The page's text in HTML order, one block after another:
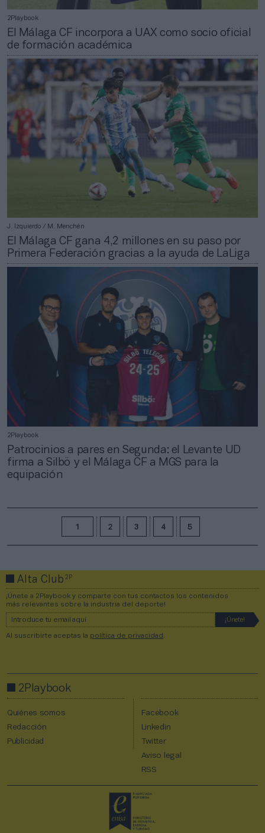
2Playbook
El Málaga CF incorpora a UAX como socio oficial
de formación académica
J. Izquierdo / M. Menchén
El Málaga CF gana 4,2 millones en su paso por
Primera Federación gracias a la ayuda de LaLiga
2Playbook
Patrocinios a pares en Segunda: el Levante UD
firma a Silbö y el Málaga CF a MGS para la
equipación
2 3 4 5
Alta Club2P
¡Únete a 2Playbook y comparte con tus contactos los contenidos
más relevantes sobre la industria del deporte!
Al suscribirte aceptas la política de privacidad .
2Playbook
Quiénes somos
Redacción
Publicidad
Facebook
Linkedin
Twitter
Aviso legal
RSS